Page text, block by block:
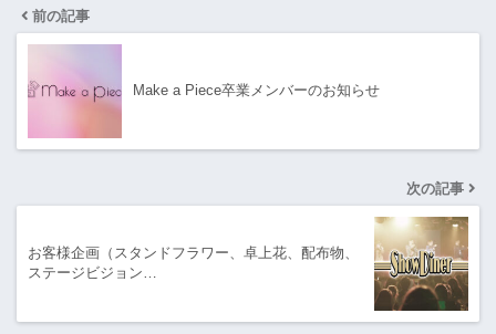
前の記事
Make a Piece卒業メンバーのお知らせ
次の記事
お客様企画（スタンドフラワー、卓上花、配布物、
ステージビジョン…